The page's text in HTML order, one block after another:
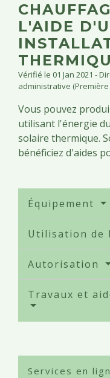
L'AIDE
Vérifié le 01 Jan 2021 -
administrative
Vous pouvez
utilisant l'énergie
solaire thermique.
bénéficiez d'aides
Équipement
Utilisation de
Autorisation
Travaux et
Services en